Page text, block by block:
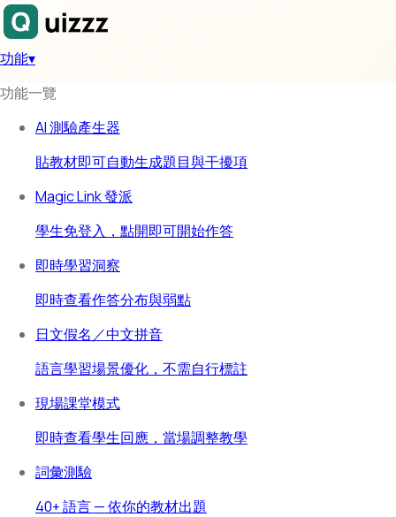
功能▾
功能一覽
AI 測驗產生器
貼教材即可自動生成題目與干擾項
Magic Link 發派
學生免登入，點開即可開始作答
即時學習洞察
即時查看作答分布與弱點
日文假名／中文拼音
語言學習場景優化，不需自行標註
現場課堂模式
即時查看學生回應，當場調整教學
詞彙測驗
40+ 語言 — 依你的教材出題